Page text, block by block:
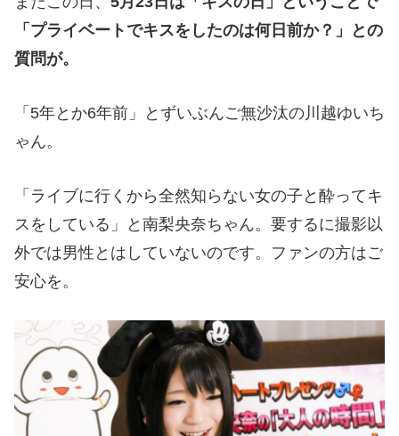
「プライベートでキスをしたのは何日前か？」との
質問が。
「5年とか6年前」とずいぶんご無沙汰の川越ゆいち
ゃん。
「ライブに行くから全然知らない女の子と酔ってキ
スをしている」と南梨央奈ちゃん。要するに撮影以
外では男性とはしていないのです。ファンの方はご
安心を。